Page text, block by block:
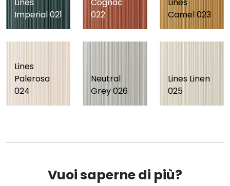
Imperial 021
022
Camel 023
Lines
Palerosa
024
Neutral
Grey 026
Lines Linen
025
Vuoi saperne di più?